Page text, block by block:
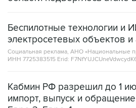
Беспилотные технологии и
Социальная реклама, АНО «Национальные
ИНН 7725383515 Erid:
Кабмин РФ разрешил до 1
Евро 3, Евро 4